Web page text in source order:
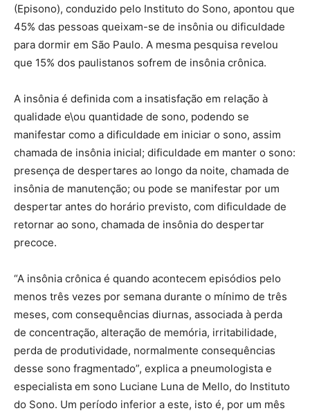
(Episono), conduzido pelo Instituto do Sono, apontou que
45% das pessoas queixam-se de insônia ou dificuldade
para dormir em São Paulo. A mesma pesquisa revelou
que 15% dos paulistanos sofrem de insônia crônica.
A insônia é definida com a insatisfação em relação à
qualidade e\ou quantidade de sono, podendo se
manifestar como a dificuldade em iniciar o sono, assim
chamada de insônia inicial; dificuldade em manter o sono:
presença de despertares ao longo da noite, chamada de
insônia de manutenção; ou pode se manifestar por um
despertar antes do horário previsto, com dificuldade de
retornar ao sono, chamada de insônia do despertar
precoce.
“A insônia crônica é quando acontecem episódios pelo
menos três vezes por semana durante o mínimo de três
meses, com consequências diurnas, associada à perda
de concentração, alteração de memória, irritabilidade,
perda de produtividade, normalmente consequências
desse sono fragmentado”, explica a pneumologista e
especialista em sono Luciane Luna de Mello, do Instituto
do Sono. Um período inferior a este, isto é, por um mês